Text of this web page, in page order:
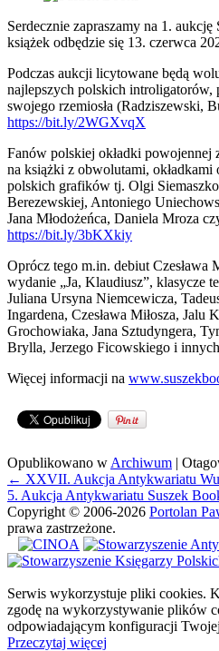
Serdecznie zapraszamy na 1.
książek odbędzie się 13. czerwca
Podczas aukcji licytowane będą
najlepszych polskich
swojego rzemiosła (Radziszewski,
https://bit.ly/2WGXvqX
Fanów polskiej okładki powojennej
na książki z obwolutami,
polskich grafików tj. Olgi
Berezewskiej, Antoniego
Jana Młodożeńca, Daniela Mroza
https://bit.ly/3bKXkiy
Oprócz tego m.in. debiut Czesława
wydanie „Ja, Klaudiusz”, klasycze
Juliana Ursyna Niemcewicza,
Ingardena, Czesława Miłosza, Jalu
Grochowiaka, Jana Sztudyngera,
Brylla, Jerzego Ficowskiego i
Więcej informacji na
Opublikowano w Archiwum |
Nawigacja
wpisów
← XXVII. Aukcja Antykwariatu
5. Aukcja Antykwariatu Suszek
Copyright © 2006-2026 Portolan
prawa zastrzeżone.
Serwis wykorzystuje pliki cookies.
zgodę na wykorzystywanie plików
odpowiadającym konfiguracji
Przeczytaj więcej